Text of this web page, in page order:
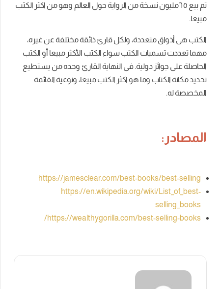
تم بيع ٦٥مليون نسخة من الرواية حول العالم وهو من اكثر الكتب
مبيعا.
الكتب هى أذواق متعددة، ولكل قارئ ذائقة مختلفة عن غيره،
مهما تعددت تسميات الكتب سواء الكتب الأكثر مبيعا أو الكتب
الحاصلة على جوائز دولية. فى النهاية القارئ وحده من يستطيع
تحديد مكانة الكتاب وما هو اكثر الكتب مبيعا، ونوعية القائمة
المخصصة له.
المصادر:
https://jamesclear.com/best-books/best-selling
https://en.wikipedia.org/wiki/List_of_best-
selling_books
https://wealthygorilla.com/best-selling-books/